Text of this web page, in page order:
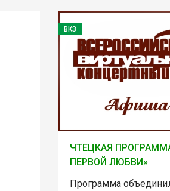
ВКЗ
ЧТЕЦКАЯ
ПЕРВОЙ ЛЮБВИ»
Программа